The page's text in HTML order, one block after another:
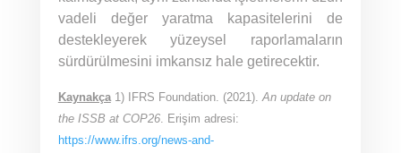
vadeli değer yaratma kapasitelerini de
destekleyerek yüzeysel raporlamaların
sürdürülmesini imkansız hale getirecektir.
Kaynakça1) IFRS Foundation. (2021). An update on
the ISSB at COP26. Erişim adresi:
https://www.ifrs.org/news-and-